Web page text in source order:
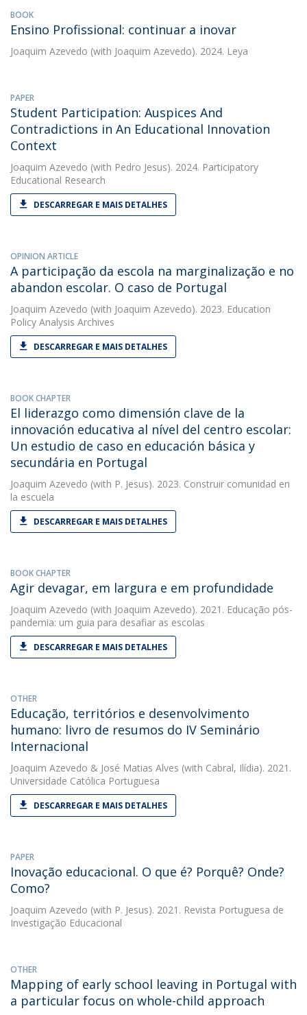
BOOK
Ensino Profissional: continuar a inovar
Joaquim Azevedo (with Joaquim Azevedo). 2024. Leya
PAPER
Student Participation: Auspices And
Contradictions in An Educational Innovation
Context
Joaquim Azevedo (with Pedro Jesus). 2024. Participatory
Educational Research
DESCARREGAR E MAIS DETALHES
OPINION ARTICLE
A participação da escola na marginalização e no
abandon escolar. O caso de Portugal
Joaquim Azevedo (with Joaquim Azevedo). 2023. Education
Policy Analysis Archives
DESCARREGAR E MAIS DETALHES
BOOK CHAPTER
El liderazgo como dimensión clave de la
innovación educativa al nível del centro escolar:
Un estudio de caso en educación básica y
secundária en Portugal
Joaquim Azevedo (with P. Jesus). 2023. Construir comunidad en
la escuela
DESCARREGAR E MAIS DETALHES
BOOK CHAPTER
Agir devagar, em largura e em profundidade
Joaquim Azevedo (with Joaquim Azevedo). 2021. Educação pós-
pandemia: um guia para desafiar as escolas
DESCARREGAR E MAIS DETALHES
OTHER
Educação, territórios e desenvolvimento
humano: livro de resumos do IV Seminário
Internacional
Joaquim Azevedo & José Matias Alves (with Cabral, Ilídia). 2021.
Universidade Católica Portuguesa
DESCARREGAR E MAIS DETALHES
PAPER
Inovação educacional. O que é? Porquê? Onde?
Como?
Joaquim Azevedo (with P. Jesus). 2021. Revista Portuguesa de
Investigação Educacional
OTHER
Mapping of early school leaving in Portugal with
a particular focus on whole-child approach